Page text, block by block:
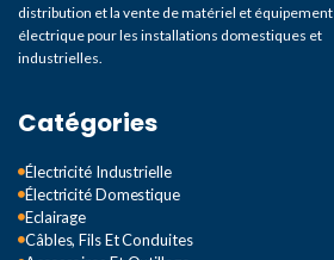
distribution et la vente de matériel et équipement
électrique pour les installations domestiques et
industrielles.
Catégories
Électricité Industrielle
Électricité Domestique
Eclairage
Câbles, Fils Et Conduites